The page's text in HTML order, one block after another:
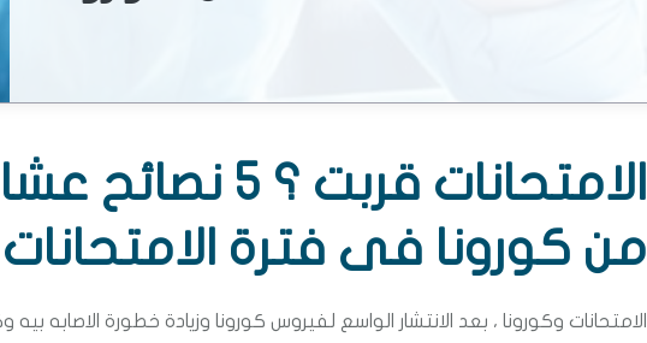
الامتحانات
من كورونا فى فترة
الامتحانات وكورونا ، بعد الانتشار الواسع لفيروس كورونا وزيادة خطورة الاصابه